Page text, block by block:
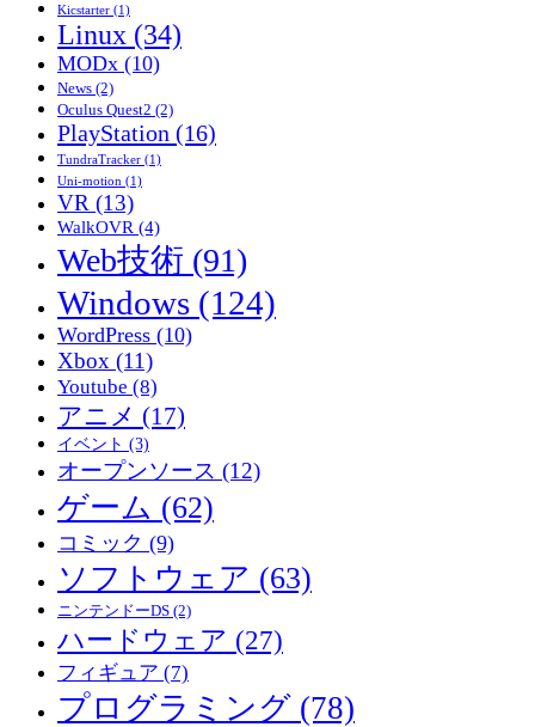
Kicstarter (1)
Linux (34)
MODx (10)
News (2)
Oculus Quest2 (2)
PlayStation (16)
TundraTracker (1)
Uni-motion (1)
VR (13)
WalkOVR (4)
Web技術 (91)
Windows (124)
WordPress (10)
Xbox (11)
Youtube (8)
アニメ (17)
イベント (3)
オープンソース (12)
ゲーム (62)
コミック (9)
ソフトウェア (63)
ニンテンドーDS (2)
ハードウェア (27)
フィギュア (7)
プログラミング (78)